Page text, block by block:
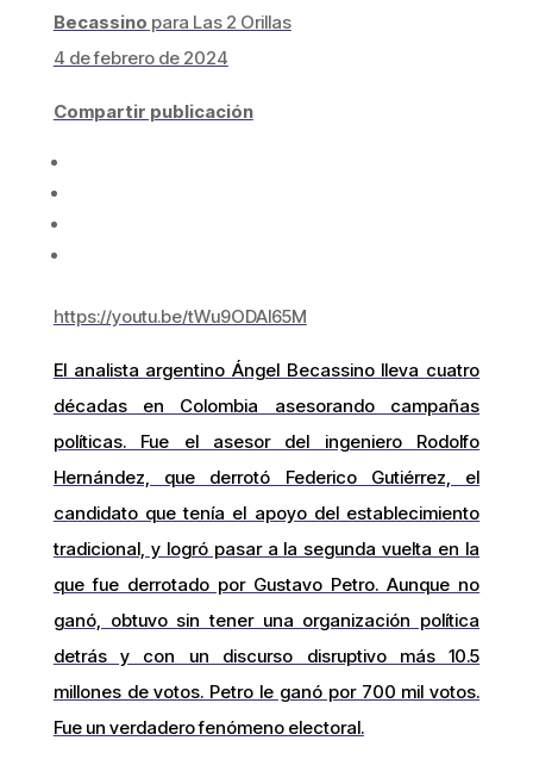
Becassino para Las 2 Orillas
4 de febrero de 2024
Compartir publicación
https://youtu.be/tWu9ODAl65M
El analista argentino Ángel Becassino lleva cuatro
décadas en Colombia asesorando campañas
políticas. Fue el asesor del ingeniero Rodolfo
Hernández, que derrotó Federico Gutiérrez, el
candidato que tenía el apoyo del establecimiento
tradicional, y logró pasar a la segunda vuelta en la
que fue derrotado por Gustavo Petro. Aunque no
ganó, obtuvo sin tener una organización política
detrás y con un discurso disruptivo más 10.5
millones de votos. Petro le ganó por 700 mil votos.
Fue un verdadero fenómeno electoral.